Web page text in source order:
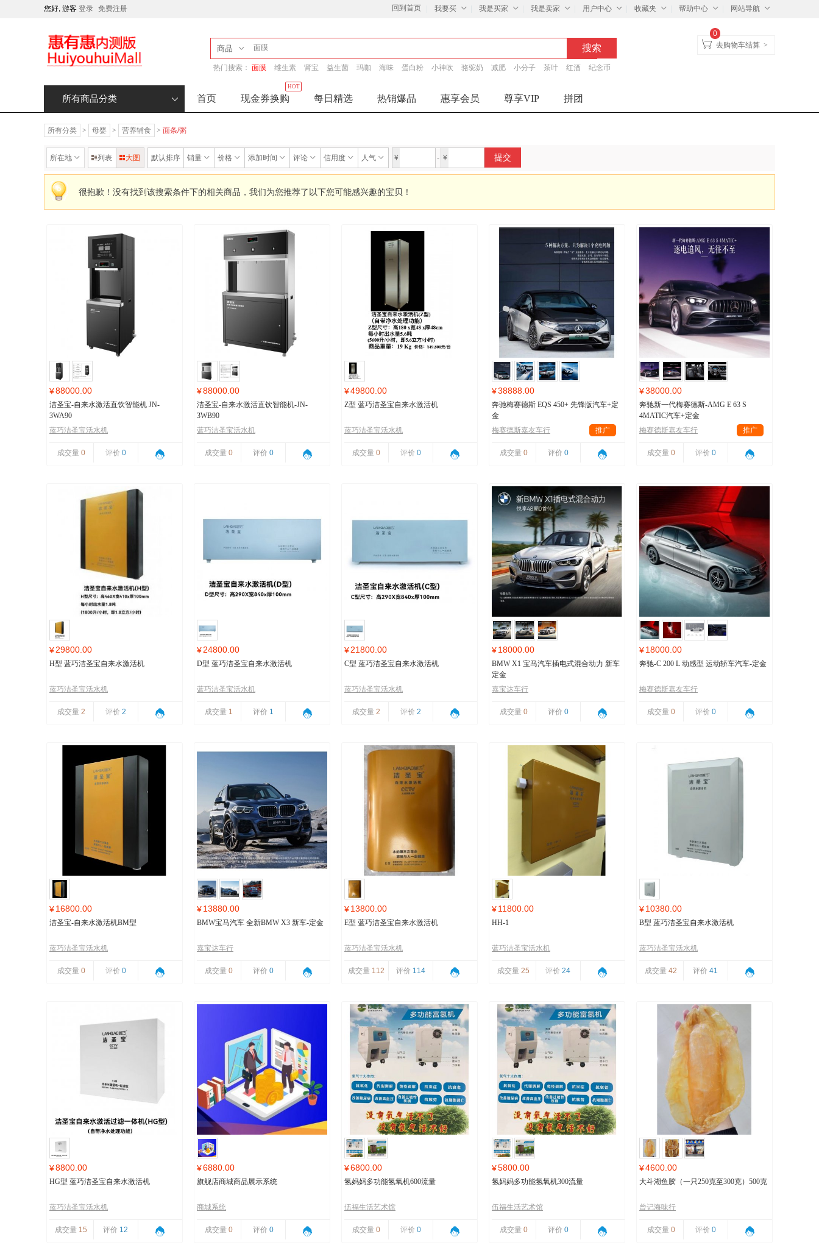
您好, 游客 登录 免费注册 回到首页 我要买 我是买家 我是卖家 用户中心 收藏夹 帮助中心 网站导航
商品
热门搜索： 面膜 维生素 肾宝 益生菌 玛咖 海味 蛋白粉 小神吹 骆驼奶 减肥 小分子 茶叶 红酒 纪念币
去购物车结算 >
0
所有商品分类 首页 现金券换购
HOT
每日精选 热销爆品 惠享会员 尊享VIP 拼团
所有分类 > 母婴 > 营养辅食 > 面条/粥
所在地 列表 大图 默认排序 销量 价格 添加时间 评论 信用度 人气 ¥ - ¥ 提交
很抱歉！没有找到该搜索条件下的相关商品，我们为您推荐了以下您可能感兴趣的宝贝！
¥88000.00
洁圣宝-自来水激活直饮智能机 JN-
3WA90
蓝巧洁圣宝活水机
成交量 0 评价 0
¥88000.00
洁圣宝-自来水激活直饮智能机-JN-
3WB90
蓝巧洁圣宝活水机
成交量 0 评价 0
¥49800.00
Z型 蓝巧洁圣宝自来水激活机
蓝巧洁圣宝活水机
成交量 0 评价 0
¥38888.00
奔驰梅赛德斯 EQS 450+ 先锋版汽车+定
金
梅赛德斯嘉友车行
推广
成交量 0 评价 0
¥38000.00
奔驰新一代梅赛德斯-AMG E 63 S
4MATIC汽车+定金
梅赛德斯嘉友车行
推广
成交量 0 评价 0
¥29800.00
H型 蓝巧洁圣宝自来水激活机
蓝巧洁圣宝活水机
成交量 2 评价 2
¥24800.00
D型 蓝巧洁圣宝自来水激活机
蓝巧洁圣宝活水机
成交量 1 评价 1
¥21800.00
C型 蓝巧洁圣宝自来水激活机
蓝巧洁圣宝活水机
成交量 2 评价 2
¥18000.00
BMW X1 宝马汽车插电式混合动力 新车
定金
嘉宝达车行
成交量 0 评价 0
¥18000.00
奔驰-C 200 L 动感型 运动轿车汽车-定金
梅赛德斯嘉友车行
成交量 0 评价 0
¥16800.00
洁圣宝-自来水激活机BM型
蓝巧洁圣宝活水机
成交量 0 评价 0
¥13880.00
BMW宝马汽车 全新BMW X3 新车-定金
嘉宝达车行
成交量 0 评价 0
¥13800.00
E型 蓝巧洁圣宝自来水激活机
蓝巧洁圣宝活水机
成交量 112 评价 114
¥11800.00
HH-1
蓝巧洁圣宝活水机
成交量25 评价24
¥10380.00
B型 蓝巧洁圣宝自来水激活机
蓝巧洁圣宝活水机
成交量42 评价41
¥8800.00
HG型 蓝巧洁圣宝自来水激活机
蓝巧洁圣宝活水机
成交量 15 评价 12
¥6880.00
旗舰店商城商品展示系统
商城系统
成交量 0 评价 0
¥6800.00
氢妈妈多功能氢氧机600流量
伍福生活艺术馆
成交量 0 评价 0
¥5800.00
氢妈妈多功能氢氧机300流量
伍福生活艺术馆
成交量 0 评价 0
¥4600.00
大斗湖鱼胶（一只250克至300克）500克
曾记海味行
成交量 0 评价 0